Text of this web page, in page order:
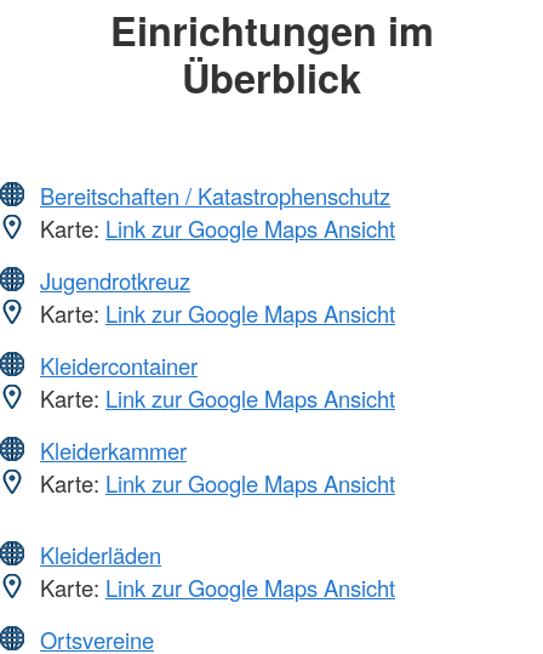
Einrichtungen im
Überblick
Bereitschaften / Katastrophenschutz
Karte: Link zur Google Maps Ansicht
Jugendrotkreuz
Karte: Link zur Google Maps Ansicht
Kleidercontainer
Karte: Link zur Google Maps Ansicht
Kleiderkammer
Karte: Link zur Google Maps Ansicht
Kleiderläden
Karte: Link zur Google Maps Ansicht
Ortsvereine